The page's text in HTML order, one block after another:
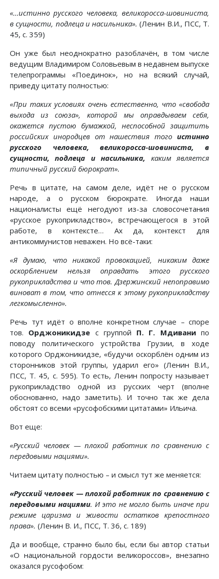
«…истинно русского человека, великоросса-шовиниста,
в сущности, подлеца и насильника». (Ленин В.И., ПСС, Т.
45, с. 359)
Он уже был неоднократно разоблачён, в том числе
ведущим Владимиром Соловьевым в недавнем выпуске
телепрограммы «Поединок», но на всякий случай,
приведу цитату полностью:
«При таких условиях очень естественно, что «свобода
выхода из союза», которой мы оправдываем себя,
окажется пустою бумажкой, неспособной защитить
российских инородцев от нашествия того истинно
русского человека, великоросса-шовиниста, в
сущности, подлеца и насильника, каким является
типичный русский бюрократ».
Речь в цитате, на самом деле, идёт не о русском
народе, а о русском бюрократе. Иногда наши
националисты ещё негодуют из-за словосочетания
«русское рукоприкладство», встречающегося в этой
работе, в контексте… Ах да, контекст для
антикоммунистов неважен. Но всё-таки:
«Я думаю, что никакой провокацией, никаким даже
оскорблением нельзя оправдать этого русского
рукоприкладства и что тов. Дзержинский непоправимо
виноват в том, что отнесся к этому рукоприкладству
легкомысленно».
Речь тут идёт о вполне конкретном случае – споре
тов. Орджоникидзе с группой П. Г. Мдиванипо
поводу политического устройства Грузии, в ходе
которого Орджоникидзе, «будучи оскорблён одним из
сторонников этой группы, ударил его» (Ленин В.И.,
ПСС, Т. 45, с. 595). То есть, Ленин попросту называет
рукоприкладство одной из русских черт (вполне
обоснованно, надо заметить). И точно так же дела
обстоят со всеми «русофобскими цитатами» Ильича.
Вот еще:
«Русский человек — плохой работник по сравнению с
передовыми нациями».
Читаем цитату полностью – и смысл тут же меняется:
«Русский человек — плохой работник по сравнению с
передовыми нациями. И это не могло быть иначе при
режиме царизма и живости остатков крепостного
права». (Ленин В. И., ПСС, Т. 36, с. 189)
Да и вообще, странно было бы, если бы автор статьи
«О национальной гордости великороссов», внезапно
оказался русофобом: